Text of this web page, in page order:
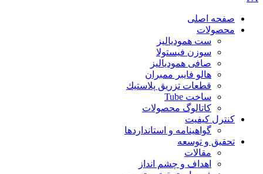
صفحه اصلی
محصولات
ست همودیالیز
سوزن فیستولا
صافی همودیالیز
هالو فایبر ممبران
قطعات تزريق پلاستيك
ساخت Tube
کاتالوگ محصولات
کنترل کیفیت
گواهينامه و استانداردها
تحقيق و توسعه
مقالات
اهداف و چشم انداز